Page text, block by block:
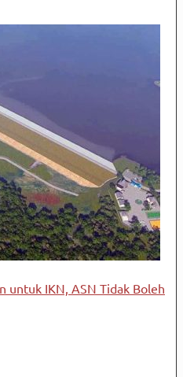
untuk IKN, ASN Tidak Boleh